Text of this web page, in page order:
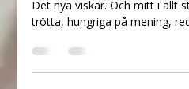
Varför världen
just nu